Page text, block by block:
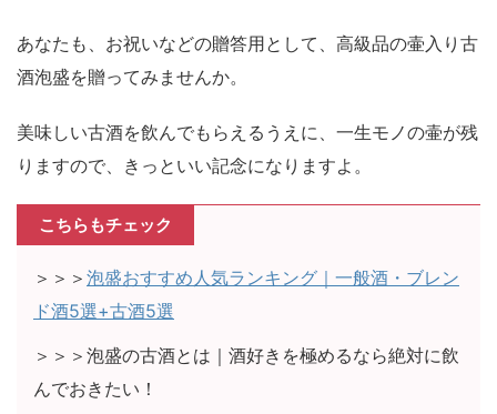
あなたも、お祝いなどの贈答用として、高級品の壷入り古
酒泡盛を贈ってみませんか。
美味しい古酒を飲んでもらえるうえに、一生モノの壷が残
りますので、きっといい記念になりますよ。
こちらもチェック
＞＞＞ 泡盛おすすめ人気ランキング｜一般酒・ブレン
ド酒5選+古酒5選
＞＞＞泡盛の古酒とは｜酒好きを極めるなら絶対に飲
んでおきたい！